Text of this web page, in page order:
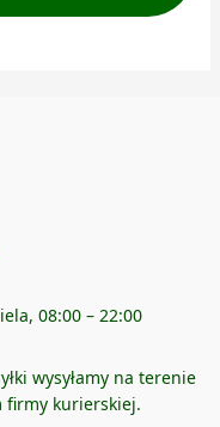
08:00 – 22:00
wysyłamy na terenie
firmy kurierskiej.